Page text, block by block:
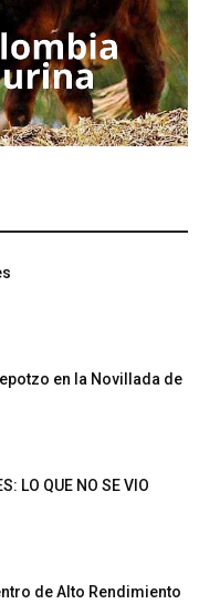
en la Novillada de
LO QUE NO SE VIO
de Alto Rendimiento